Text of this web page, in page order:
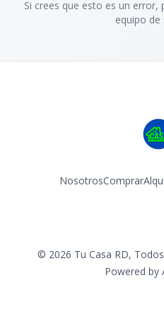
Si crees que esto es un
equipo de
NosotrosComprar
© 2026 Tu Casa RD,
Powered by